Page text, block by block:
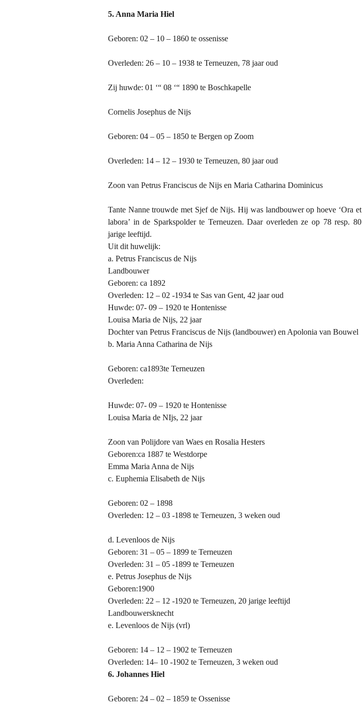
5. Anna Maria Hiel
Geboren: 02 – 10 – 1860 te ossenisse
Overleden: 26 – 10 – 1938 te Terneuzen, 78 jaar oud
Zij huwde: 01 ‘“ 08 ‘“ 1890 te Boschkapelle
Cornelis Josephus de Nijs
Geboren: 04 – 05 – 1850 te Bergen op Zoom
Overleden: 14 – 12 – 1930 te Terneuzen, 80 jaar oud
Zoon van Petrus Franciscus de Nijs en Maria Catharina Dominicus
Tante Nanne trouwde met Sjef de Nijs. Hij was landbouwer op hoeve ‘Ora et
labora’ in de Sparkspolder te Terneuzen. Daar overleden ze op 78 resp. 80
jarige leeftijd.
Uit dit huwelijk:
a. Petrus Franciscus de Nijs
Landbouwer
Geboren: ca 1892
Overleden: 12 – 02 -1934 te Sas van Gent, 42 jaar oud
Huwde: 07- 09 – 1920 te Hontenisse
Louisa Maria de Nijs, 22 jaar
Dochter van Petrus Franciscus de Nijs (landbouwer) en Apolonia van Bouwel
b. Maria Anna Catharina de Nijs
Geboren: ca1893te Terneuzen
Overleden:
Huwde: 07- 09 – 1920 te Hontenisse
Louisa Maria de NIjs, 22 jaar
Zoon van Polijdore van Waes en Rosalia Hesters
Geboren:ca 1887 te Westdorpe
Emma Maria Anna de Nijs
c. Euphemia Elisabeth de Nijs
Geboren: 02 – 1898
Overleden: 12 – 03 -1898 te Terneuzen, 3 weken oud
d. Levenloos de Nijs
Geboren: 31 – 05 – 1899 te Terneuzen
Overleden: 31 – 05 -1899 te Terneuzen
e. Petrus Josephus de Nijs
Geboren:1900
Overleden: 22 – 12 -1920 te Terneuzen, 20 jarige leeftijd
Landbouwersknecht
e. Levenloos de Nijs (vrl)
Geboren: 14 – 12 – 1902 te Terneuzen
Overleden: 14– 10 -1902 te Terneuzen, 3 weken oud
6. Johannes Hiel
Geboren: 24 – 02 – 1859 te Ossenisse